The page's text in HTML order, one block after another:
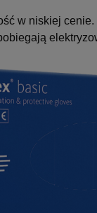
w niskiej cenie.